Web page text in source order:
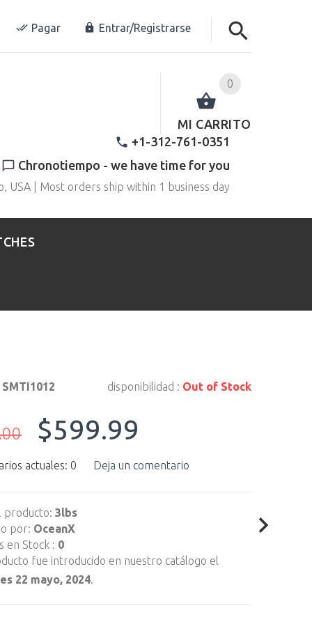
Pagar Entrar/Registrarse
0
MI CARRITO
+1-312-761-0351
Chronotiempo - we have time for you
USA | Most orders ship within 1 business day
SMTI1012 disponibilidad : Out of Stock
$599.99
actuales: 0 Deja un comentario
producto: 3lbs
por: OceanX
en Stock : 0
fue introducido en nuestro catálogo el
22 mayo, 2024.